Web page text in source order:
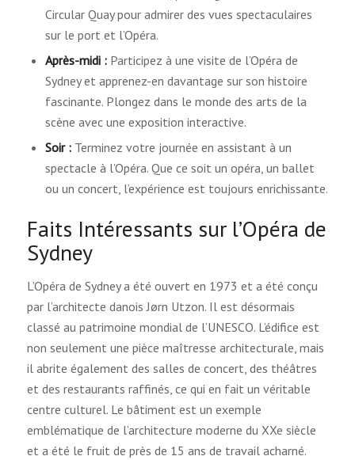
Circular Quay pour admirer des vues spectaculaires
sur le port et l’Opéra.
Après-midi :Participez à une visite de l’Opéra de
Sydney et apprenez-en davantage sur son histoire
fascinante. Plongez dans le monde des arts de la
scène avec une exposition interactive.
Soir :Terminez votre journée en assistant à un
spectacle à l’Opéra. Que ce soit un opéra, un ballet
ou un concert, l’expérience est toujours enrichissante.
Faits Intéressants sur l’Opéra de
Sydney
L’Opéra de Sydney a été ouvert en 1973 et a été conçu
par l’architecte danois Jørn Utzon. Il est désormais
classé au patrimoine mondial de l’UNESCO. L’édifice est
non seulement une pièce maîtresse architecturale, mais
il abrite également des salles de concert, des théâtres
et des restaurants raffinés, ce qui en fait un véritable
centre culturel. Le bâtiment est un exemple
emblématique de l’architecture moderne du XXe siècle
et a été le fruit de près de 15 ans de travail acharné.